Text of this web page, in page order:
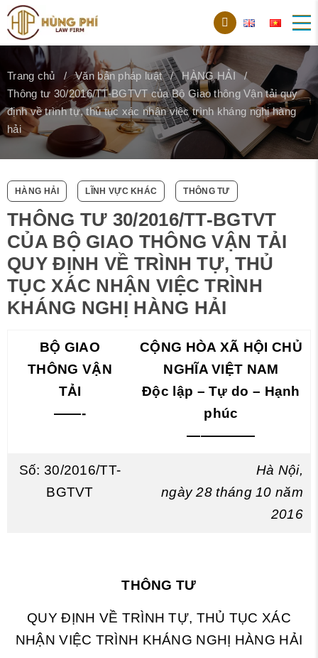
Trang chủ Văn bản pháp luật
HÀNG HẢI
Thông tư 30/2016/TT-BGTVT của Bộ Giao thông Vận tải quy
định về trình tự, thủ tục xác nhận việc trình kháng nghị hàng
hải
HÀNG HẢI LĨNH VỰC KHÁC THÔNG TƯ
THÔNG TƯ 30/2016/TT-BGTVT
CỦA BỘ GIAO THÔNG VẬN TẢI
QUY ĐỊNH VỀ TRÌNH TỰ, THỦ
TỤC XÁC NHẬN VIỆC TRÌNH
KHÁNG NGHỊ HÀNG HẢI
BỘ GIAO
THÔNG VẬN
TẢI
——-
CỘNG HÒA XÃ HỘI CHỦ
NGHĨA VIỆT NAM
Độc lập – Tự do – Hạnh
phúc
—————
Số: 30/2016/TT-
BGTVT
Hà Nội,
ngày28 tháng10 năm
2016
THÔNG TƯ
QUY ĐỊNH VỀ TRÌNH TỰ, THỦ TỤC XÁC
NHẬN VIỆC TRÌNH KHÁNG NGHỊ HÀNG HẢI